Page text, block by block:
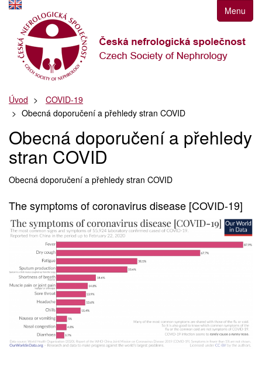
k
navigaci
Přejít
obsah
k
postrannímu
Klávesové
zkratky
Menu
Úvod
COVID-19
Obecná doporučení a přehledy stran COVID
Obecná doporučení a přehledy
stran COVID
Obecná doporučení a přehledy stran COVID
The symptoms of coronavirus disease [COVID-19]